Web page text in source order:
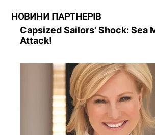
НОВИНИ ПАРТНЕРІВ
Capsized Sailors' Shock: Sea
Attack!